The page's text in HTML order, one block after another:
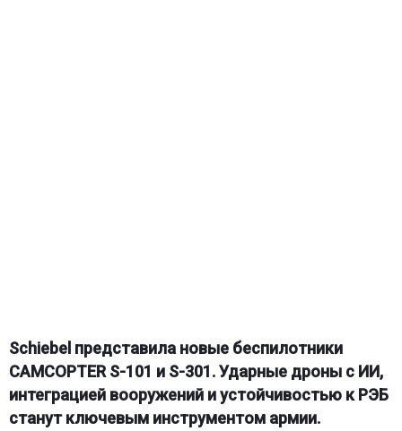
Schiebel представила новые беспилотники
CAMCOPTER S-101 и S-301. Ударные дроны с ИИ,
интеграцией вооружений и устойчивостью к РЭБ
станут ключевым инструментом армии.